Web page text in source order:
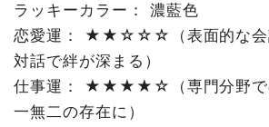
ラッキーカラー： 濃藍色
恋愛運： ★★☆☆☆（表面的な会
対話で絆が深まる）
仕事運： ★★★★☆（専門分野で
一無二の存在に）